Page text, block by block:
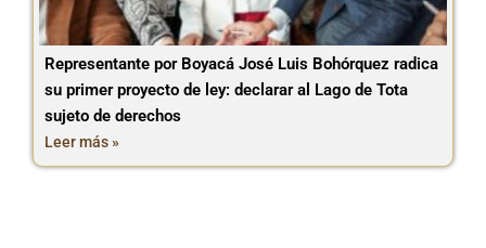
Representante por Boyacá José Luis Bohórquez radica
su primer proyecto de ley: declarar al Lago de Tota
sujeto de derechos
Leer más »